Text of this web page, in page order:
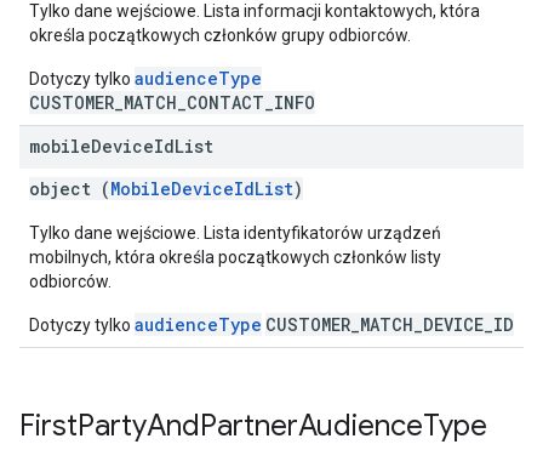
Tylko dane wejściowe. Lista informacji kontaktowych, która
określa początkowych członków grupy odbiorców.
Dotyczy tylko audienceType
CUSTOMER_MATCH_CONTACT_INFO
mobileDeviceIdList
object (MobileDeviceIdList)
Tylko dane wejściowe. Lista identyfikatorów urządzeń
mobilnych, która określa początkowych członków listy
odbiorców.
Dotyczy tylko audienceType CUSTOMER_MATCH_DEVICE_ID
FirstPartyAndPartnerAudienceType